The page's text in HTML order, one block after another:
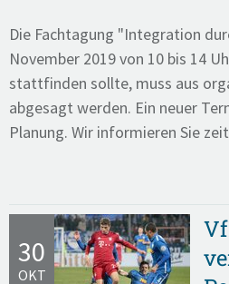
Die Fachtagung "Integration
November 2019 von 10 bis 14
stattfinden sollte, muss aus
abgesagt werden. Ein neuer
Planung. Wir informieren Sie
30
OKT